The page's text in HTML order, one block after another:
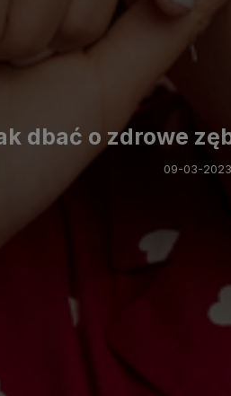
dbać o zdrowe
09-03-2023